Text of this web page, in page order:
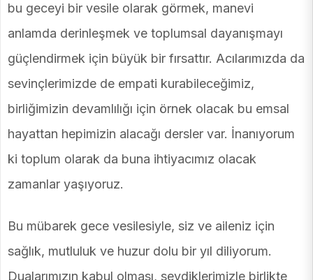
bu geceyi bir vesile olarak görmek, manevi
anlamda derinleşmek ve toplumsal dayanışmayı
güçlendirmek için büyük bir fırsattır. Acılarımızda da
sevinçlerimizde de empati kurabileceğimiz,
birliğimizin devamlılığı için örnek olacak bu emsal
hayattan hepimizin alacağı dersler var. İnanıyorum
ki toplum olarak da buna ihtiyacımız olacak
zamanlar yaşıyoruz.
Bu mübarek gece vesilesiyle, siz ve aileniz için
sağlık, mutluluk ve huzur dolu bir yıl diliyorum.
Dualarımızın kabul olması, sevdiklerimizle birlikte